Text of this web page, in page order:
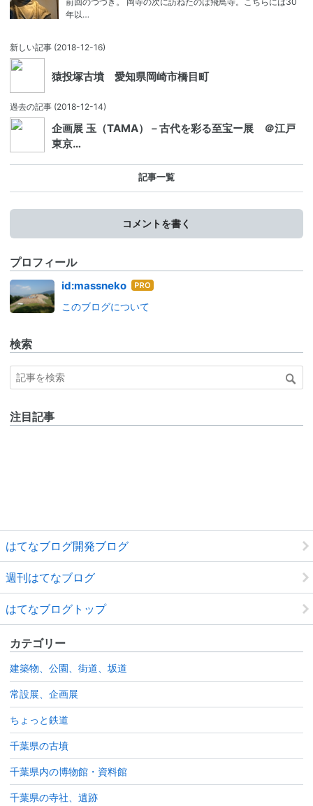
年以…
新しい記事 (2018-12-16)
猿投塚古墳 愛知県岡崎市橋目町
過去の記事 (2018-12-14)
企画展 玉（TAMA）－古代を彩る至宝ー展 ＠江戸
東京…
記事一覧
コメントを書く
プロフィール
id:massneko はて
ログ
このブログについて
検索
注目記事
はてなブログ開発ブログ
週刊はてなブログ
はてなブログトップ
カテゴリー
建築物、公園、街道、坂道
常設展、企画展
ちょっと鉄道
千葉県の古墳
千葉県内の博物館・資料館
千葉県の寺社、遺跡